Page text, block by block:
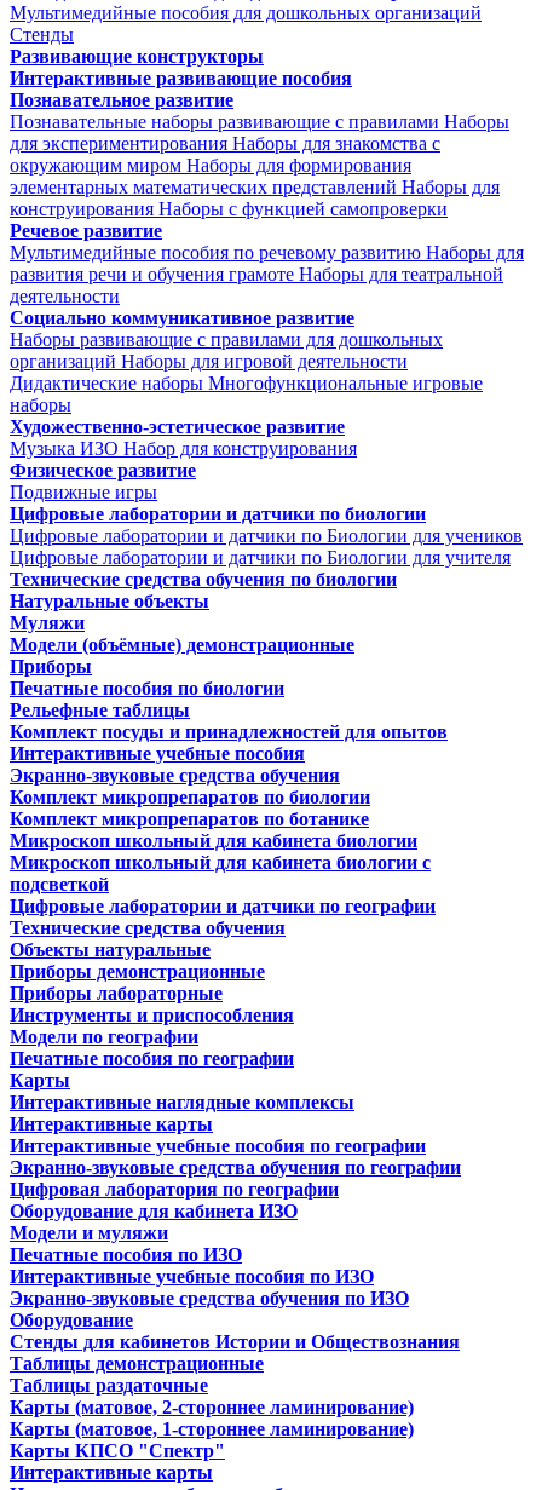
Мультимедийные пособия для дошкольных организаций
Стенды
Развивающие конструкторы
Интерактивные развивающие пособия
Познавательное развитие
Познавательные наборы развивающие с правилами Наборы
для экспериментирования Наборы для знакомства с
окружающим миром Наборы для формирования
элементарных математических представлений Наборы для
конструирования Наборы с функцией самопроверки
Речевое развитие
Мультимедийные пособия по речевому развитию Наборы для
развития речи и обучения грамоте Наборы для театральной
деятельности
Социально коммуникативное развитие
Наборы развивающие с правилами для дошкольных
организаций Наборы для игровой деятельности
Дидактические наборы Многофункциональные игровые
наборы
Художественно-эстетическое развитие
Музыка ИЗО Набор для конструирования
Физическое развитие
Подвижные игры
Цифровые лаборатории и датчики по биологии
Цифровые лаборатории и датчики по Биологии для учеников
Цифровые лаборатории и датчики по Биологии для учителя
Технические средства обучения по биологии
Натуральные объекты
Муляжи
Модели (объёмные) демонстрационные
Приборы
Печатные пособия по биологии
Рельефные таблицы
Комплект посуды и принадлежностей для опытов
Интерактивные учебные пособия
Экранно-звуковые средства обучения
Комплект микропрепаратов по биологии
Комплект микропрепаратов по ботанике
Микроскоп школьный для кабинета биологии
Микроскоп школьный для кабинета биологии с
подсветкой
Цифровые лаборатории и датчики по географии
Технические средства обучения
Объекты натуральные
Приборы демонстрационные
Приборы лабораторные
Инструменты и приспособления
Модели по географии
Печатные пособия по географии
Карты
Интерактивные наглядные комплексы
Интерактивные карты
Интерактивные учебные пособия по географии
Экранно-звуковые средства обучения по географии
Цифровая лаборатория по географии
Оборудование для кабинета ИЗО
Модели и муляжи
Печатные пособия по ИЗО
Интерактивные учебные пособия по ИЗО
Экранно-звуковые средства обучения по ИЗО
Оборудование
Стенды для кабинетов Истории и Обществознания
Таблицы демонстрационные
Таблицы раздаточные
Карты (матовое, 2-стороннее ламинирование)
Карты (матовое, 1-стороннее ламинирование)
Карты КПСО "Спектр"
Интерактивные карты